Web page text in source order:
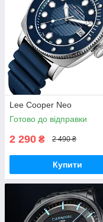
Lee Cooper Neo
Готово до відправки
2 290 ₴ 2 490 ₴
Купити